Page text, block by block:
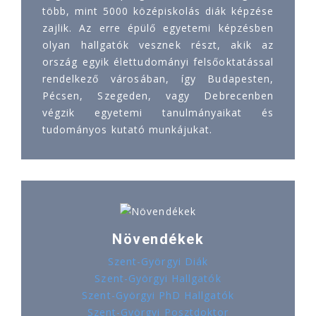
több, mint 5000 középiskolás diák képzése
zajlik. Az erre épülő egyetemi képzésben
olyan hallgatók vesznek részt, akik az
ország egyik élettudományi felsőoktatással
rendelkező városában, így Budapesten,
Pécsen, Szegeden, vagy Debrecenben
végzik egyetemi tanulmányaikat és
tudományos kutató munkájukat.
Növendékek
Szent-Györgyi Diák
Szent-Györgyi Hallgatók
Szent-Györgyi PhD Hallgatók
Szent-Györgyi Posztdoktor